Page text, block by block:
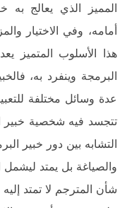
المميز الذي يعالج به
أمامه، وفي الاختيار
هذا الأسلوب المتميز
البرمجة وينفرد به،
عدة وسائل مختلفة
التشابه بين دور خبير
والصياغة بل يمتد ليشمل
شأن المترجم لا تمتد إليه